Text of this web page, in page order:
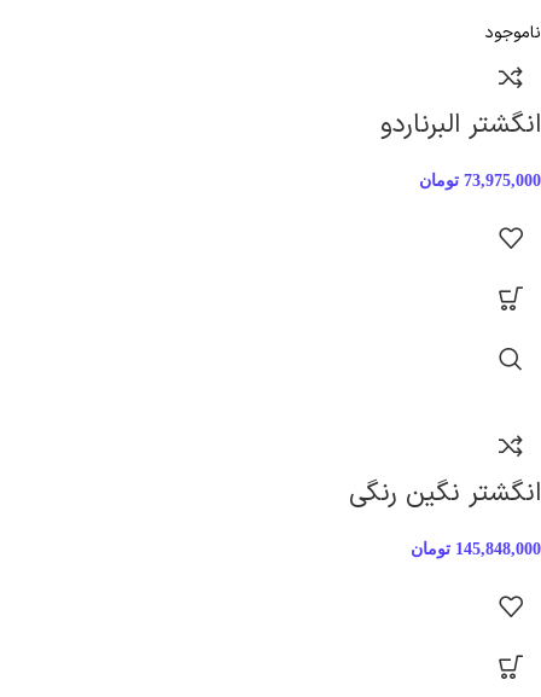
ناموجود
انگشتر البرناردو
73,975,000 تومان
انگشتر نگین رنگی
145,848,000 تومان